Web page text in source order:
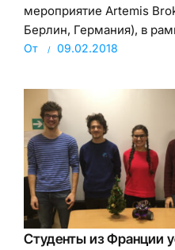
мероприятие Artemis
Берлин, Германия), в
От 09.02.2018
Студенты из Франции